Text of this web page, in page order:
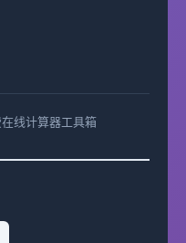
线计算器工具箱